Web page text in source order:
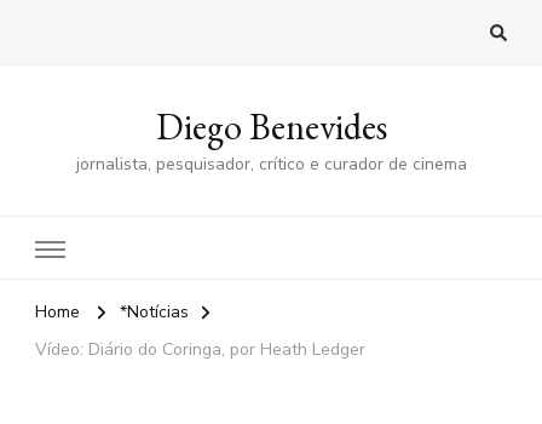
Diego Benevides
jornalista, pesquisador, crítico e curador de cinema
Home
*Notícias
Vídeo: Diário do Coringa, por Heath Ledger